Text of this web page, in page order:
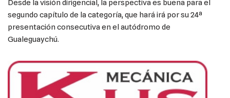
Desde la visión dirigencial, la perspectiva es buena para el
segundo capítulo de la categoría, que hará irá por su 24ª
presentación consecutiva en el autódromo de
Gualeguaychú.